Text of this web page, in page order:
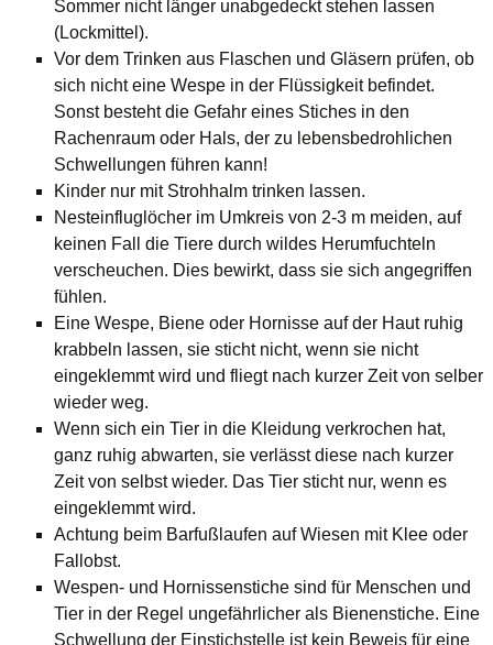
Sommer nicht länger unabgedeckt stehen lassen
(Lockmittel).
Vor dem Trinken aus Flaschen und Gläsern prüfen, ob
sich nicht eine Wespe in der Flüssigkeit befindet.
Sonst besteht die Gefahr eines Stiches in den
Rachenraum oder Hals, der zu lebensbedrohlichen
Schwellungen führen kann!
Kinder nur mit Strohhalm trinken lassen.
Nesteinfluglöcher im Umkreis von 2-3 m meiden, auf
keinen Fall die Tiere durch wildes Herumfuchteln
verscheuchen. Dies bewirkt, dass sie sich angegriffen
fühlen.
Eine Wespe, Biene oder Hornisse auf der Haut ruhig
krabbeln lassen, sie sticht nicht, wenn sie nicht
eingeklemmt wird und fliegt nach kurzer Zeit von selber
wieder weg.
Wenn sich ein Tier in die Kleidung verkrochen hat,
ganz ruhig abwarten, sie verlässt diese nach kurzer
Zeit von selbst wieder. Das Tier sticht nur, wenn es
eingeklemmt wird.
Achtung beim Barfußlaufen auf Wiesen mit Klee oder
Fallobst.
Wespen- und Hornissenstiche sind für Menschen und
Tier in der Regel ungefährlicher als Bienenstiche. Eine
Schwellung der Einstichstelle ist kein Beweis für eine